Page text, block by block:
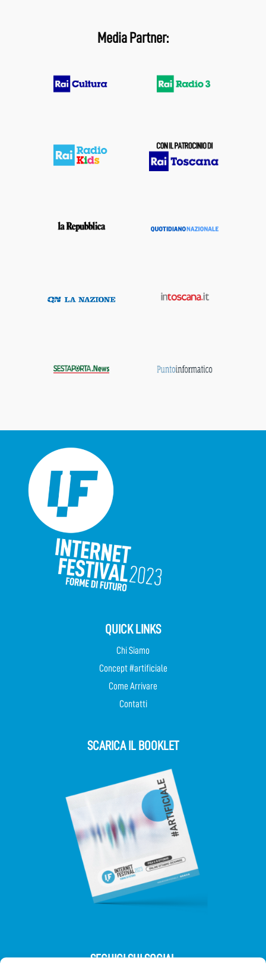
Media Partner:
QUICK LINKS
Chi Siamo
Concept #artificiale
Come Arrivare
Contatti
SCARICA IL BOOKLET
SEGUICI SUI SOCIAL